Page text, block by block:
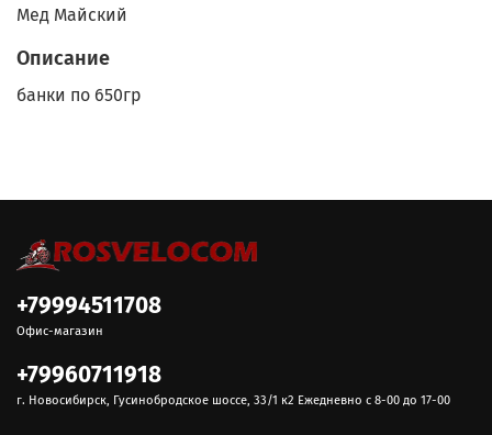
Мед Майский
Описание
банки по 650гр
+79994511708
Офис-магазин
+79960711918
г. Новосибирск, Гусинобродское шоссе, 33/1 к2 Ежедневно с 8-00 до 17-00